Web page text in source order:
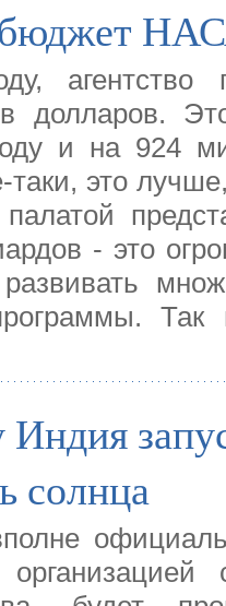
агентство
долларов.
и на 924
это
- это
Так
солнца
организацией